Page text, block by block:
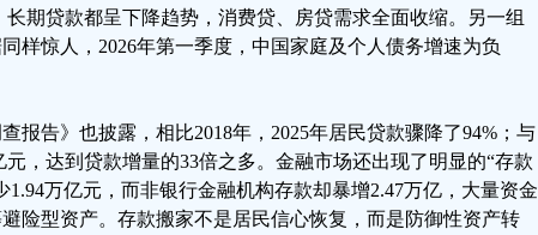
期贷款都呈下降趋势，消费贷、房贷需求全面收缩。另一组
样惊人，2026年第一季度，中国家庭及个人债务增速为负
报告》也披露，相比2018年，2025年居民贷款骤降了94%；与
，达到贷款增量的33倍之多。金融市场还出现了明显的“存款
万亿元，而非银行金融机构存款却暴增2.47万亿，大量资金
险型资产。存款搬家不是居民信心恢复，而是防御性资产转